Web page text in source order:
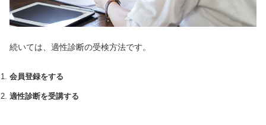
続いては、適性診断の受検方法です。
会員登録をする
適性診断を受講する